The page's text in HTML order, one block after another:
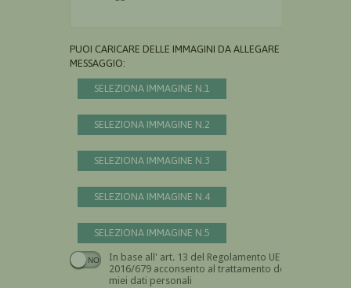
PUOI CARICARE DELLE IMMAGINI DA ALLEGARE AL
MESSAGGIO:
SELEZIONA IMMAGINE N.1
SELEZIONA IMMAGINE N.2
SELEZIONA IMMAGINE N.3
SELEZIONA IMMAGINE N.4
SELEZIONA IMMAGINE N.5
In base all' art. 13 del Regolamento UE n.
2016/679 acconsento al trattamento dei
miei dati personali
Devi dare il consenso